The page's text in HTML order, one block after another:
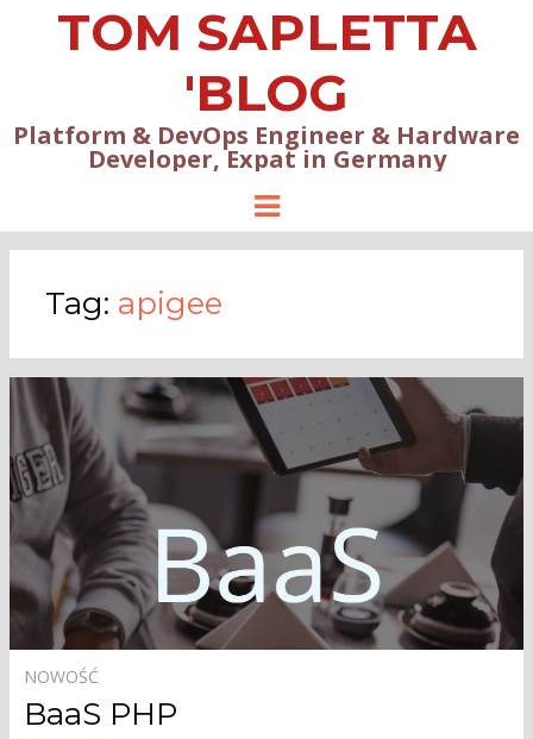
TOM SAPLETTA
'BLOG
Platform & DevOps Engineer & Hardware
Developer, Expat in Germany
Menu
Tag: apigee
NOWOŚĆ
BaaS PHP